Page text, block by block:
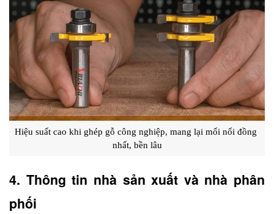
Hiệu suất cao khi ghép gỗ công nghiệp, mang lại mối nối đồng
nhất, bền lâu
4. Thông tin nhà sản xuất và nhà phân
phối